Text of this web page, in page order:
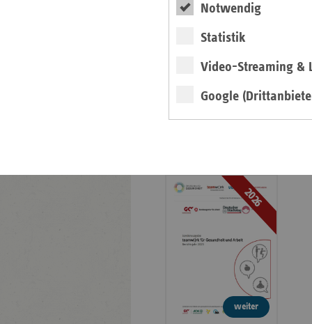
Notwendig
Statistik
Video-Streaming &
Google
Informationen
Pressemitteilungen
Veröffentlichungen
Ansprechpartner
2026
weiter